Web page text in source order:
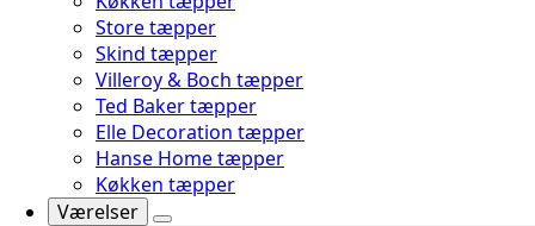
Store tæpper
Skind tæpper
Villeroy & Boch tæpper
Ted Baker tæpper
Elle Decoration tæpper
Hanse Home tæpper
Køkken tæpper
Værelser